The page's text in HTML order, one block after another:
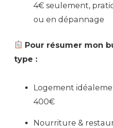
4€ seulement,
ou en dépannage
Pour résumer mon
type :
Logement
400€
Nourriture &